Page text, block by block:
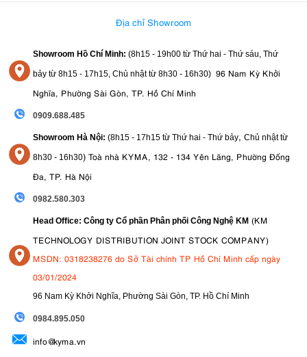
Địa chỉ Showroom
Showroom Hồ Chí Minh: (8h15 - 19h00 từ Thứ hai - Thứ sáu, Thứ
bảy từ 8h15 - 17h15, Chủ nhật từ 8h30 - 16h30) 96 Nam Kỳ Khởi
Nghĩa, Phường Sài Gòn, TP. Hồ Chí Minh
0909.688.485
Showroom Hà Nội: (8h15 - 17h15 từ Thứ hai - Thứ bảy, Chủ nhật từ
8h30 - 16h30) Toà nhà KYMA, 132 - 134 Yên Lãng, Phường Đống
Đa, TP. Hà Nội
0982.580.303
Head Office: Công ty Cổ phần Phân phối Công Nghệ KM (KM
TECHNOLOGY DISTRIBUTION JOINT STOCK COMPANY)
MSDN: 0318238276 do Sở Tài chính TP Hồ Chí Minh cấp ngày
03/01/2024
96 Nam Kỳ Khởi Nghĩa, Phường Sài Gòn, TP. Hồ Chí Minh
0984.895.050
info@kyma.vn